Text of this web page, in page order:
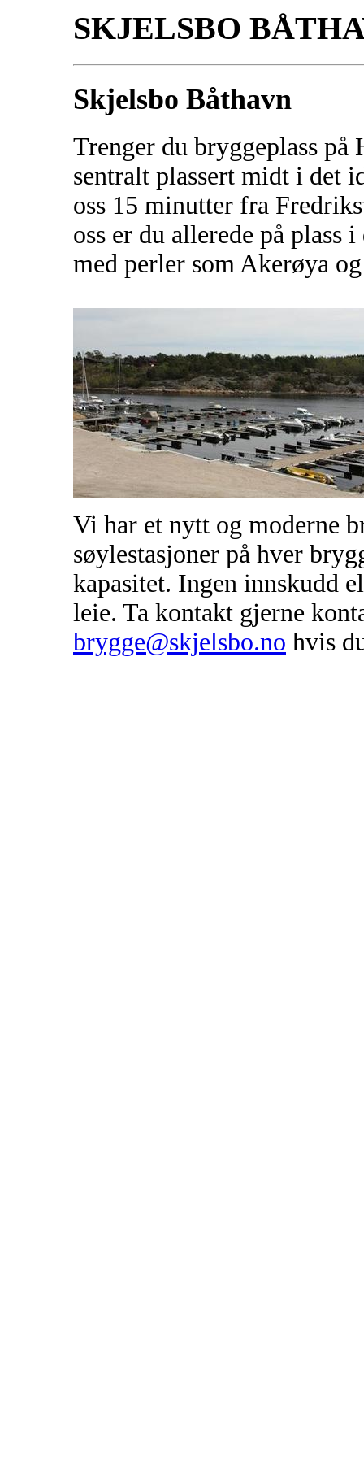
SKJELSBO
Skjelsbo Båthavn
Trenger du bryggeplass på
sentralt plassert midt i det
oss 15 minutter fra
oss er du allerede på plass
med perler som Akerøya
Vi har et nytt og moderne
søylestasjoner på hver
kapasitet. Ingen innskudd
leie. Ta kontakt gjerne
brygge@skjelsbo.no hvis